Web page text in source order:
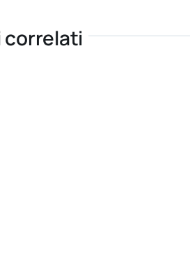
correlati